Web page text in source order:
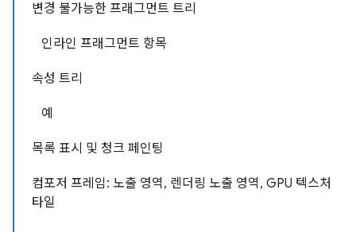
변경 불가능한 프래그먼트 트리
인라인 프래그먼트 항목
속성 트리
예
목록 표시 및 청크 페인팅
컴포저 프레임: 노출 영역, 렌더링 노출 영역, GPU 텍스처
타일